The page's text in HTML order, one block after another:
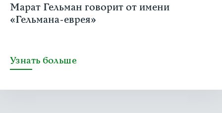
Марат Гельман говорит от имени
«Гельмана-еврея»
Узнать больше